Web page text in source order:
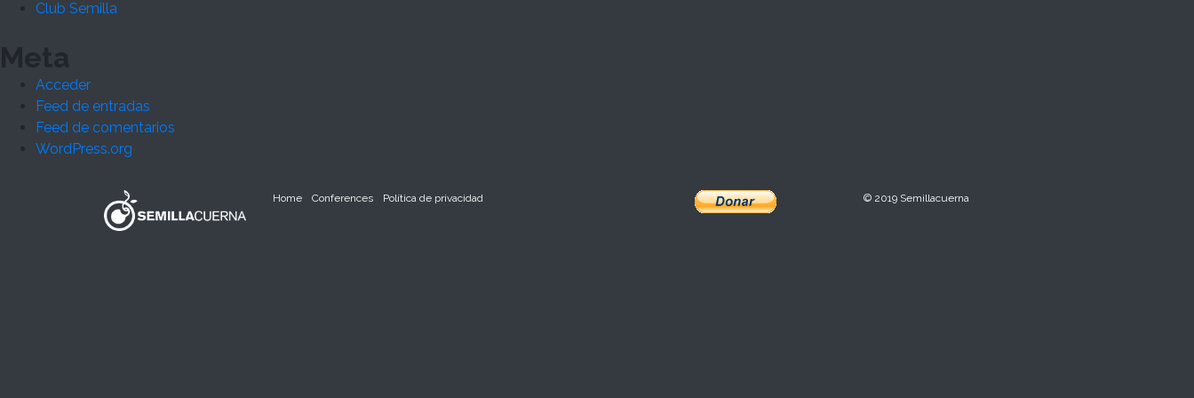
Club Semilla
Meta
Acceder
Feed de entradas
Feed de comentarios
WordPress.org
Home Conferences Política de privacidad © 2019 Semillacuerna